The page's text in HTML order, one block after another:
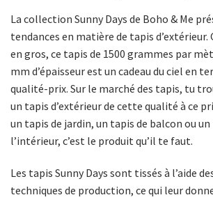
La collection Sunny Days de Boho & Me
tendances en matière de tapis d’extérieur.
en gros, ce tapis de 1500 grammes par
mm d’épaisseur est un cadeau du ciel en
qualité-prix. Sur le marché des tapis, tu
un tapis d’extérieur de cette qualité à ce
un tapis de jardin, un tapis de balcon ou
l’intérieur, c’est le produit qu’il te faut.
Les tapis Sunny Days sont tissés à l’aide
techniques de production, ce qui leur